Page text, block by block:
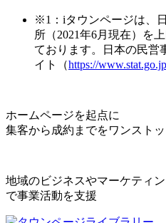
※1：iタウンページは、
所（2021年6月現在）を
ております。日本の民営
イト（https://www.stat.go.jp
ホームページを起点に
集客から成約までをワンスト
地域のビジネスやマーケティ
で事業活動を支援